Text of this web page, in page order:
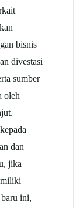
bisnis
divestasi
sumber
oleh
dan
jika
ini,